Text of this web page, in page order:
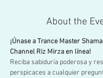
About the
¡Únase a Trance Master
Channel Riz Mirza en línea!
Reciba sabiduría poderosa y
perspicaces a cualquier